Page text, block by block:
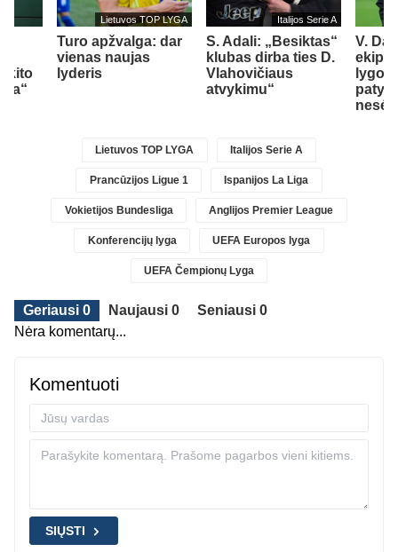
kito
Lietuvos TOP LYGA
Turo apžvalga: dar
vienas naujas
lyderis
Italijos Serie A
S. Adali: „Besiktas“
klubas dirba ties D.
Vlahovičiaus
atvykimu“
V.
ekipa
lygos
Lietuvos TOP LYGA Italijos Serie A
Prancūzijos Ligue 1 Ispanijos La Liga
Vokietijos Bundesliga Anglijos Premier League
Konferencijų lyga UEFA Europos lyga
UEFA Čempionų Lyga
Geriausi 0 Naujausi 0
Seniausi 0
Nėra komentarų...
Komentuoti
SIŲSTI